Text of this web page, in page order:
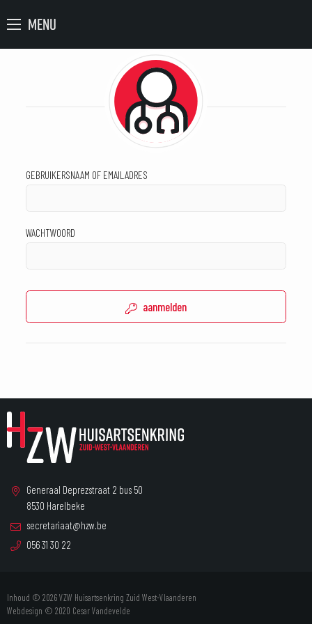
MENU
GEBRUIKERSNAAM OF EMAILADRES
WACHTWOORD
aanmelden
Generaal Deprezstraat 2 bus 50
8530 Harelbeke
secretariaat@hzw.be
056 31 30 22
Inhoud © 2026 VZW Huisartsenkring Zuid West-Vlaanderen
Webdesign © 2020 Cesar Vandevelde